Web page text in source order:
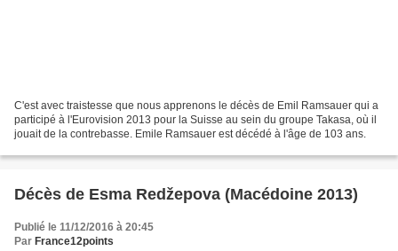
C'est avec traistesse que nous apprenons le décès de Emil Ramsauer qui a
participé à l'Eurovision 2013 pour la Suisse au sein du groupe Takasa, où il
jouait de la contrebasse. Emile Ramsauer est décédé à l'âge de 103 ans.
Décès de Esma Redžepova (Macédoine 2013)
Publié le 11/12/2016 à 20:45
Par France12points